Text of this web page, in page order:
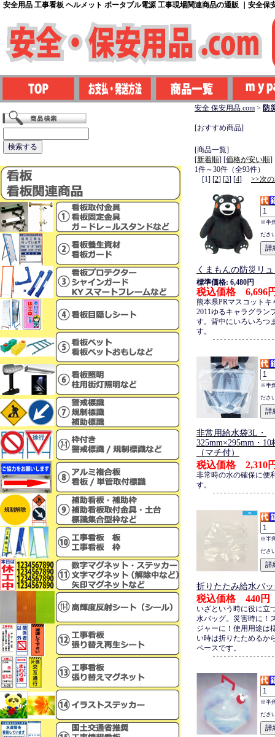
安全用品 工事看板 ヘルメット ポータブル電源 工事現場関連商品の通販 ｜安全保
安全 保安用品.com > 防
[おすすめ商品]
[商品一覧]
[新着順] [価格が安い順]
1件～30件（全93件）
[1] [2] [3] [4] >>次
※半
ださ
くまもんの防災リ
標準価格: 6,480円
税込価格 6,696
熊本県PRマスコットキ
2011ゆるキャラグラン
す。背中にいろいろつ
す。
※半
ださ
非常用給水袋3L・
325mm×295mm・10
（マチ付）
税込価格 2,310
非常時の水の確保に便
す。
※半
ださ
折りたたみ給水バ
税込価格 440円
いざという時に役に立
水バッグ。災害時に！
ジャーに！使用用途は
い時は折りたためるか
ペースです。
※半
ださ